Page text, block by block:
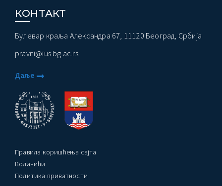
КОНТАКТ
Булевар краља Александра 67, 11120 Београд, Србија
pravni@ius.bg.ac.rs
Даље
Правила коришћења сајта
Колачићи
Политика приватности